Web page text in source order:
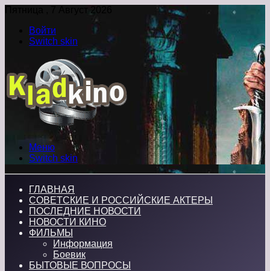
Пятница , 7 Август 2026
Войти
Switch skin
Меню
Switch skin
ГЛАВНАЯ
СОВЕТСКИЕ И РОССИЙСКИЕ АКТЕРЫ
ПОСЛЕДНИЕ НОВОСТИ
НОВОСТИ КИНО
ФИЛЬМЫ
Информация
Боевик
БЫТОВЫЕ ВОПРОСЫ